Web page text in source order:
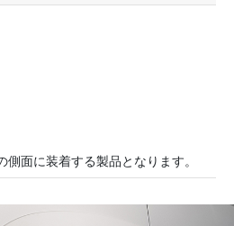
面に装着する製品となります。